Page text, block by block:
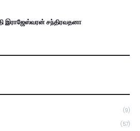
இராஜேஸ்வரன் சந்திரவதனா
(9)
(57)